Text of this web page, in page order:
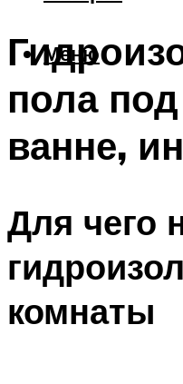
Меню
пола
ванне,
Для чего
комнаты